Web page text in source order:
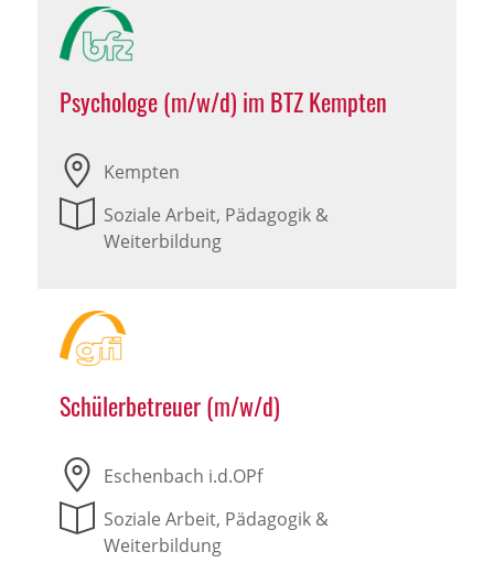
Psychologe (m/w/d) im BTZ Kempten
Kempten
Soziale Arbeit, Pädagogik &
Weiterbildung
Schülerbetreuer (m/w/d)
Eschenbach i.d.OPf
Soziale Arbeit, Pädagogik &
Weiterbildung